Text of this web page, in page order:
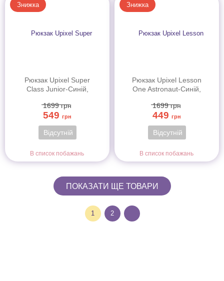
Знижка
Рюкзак Upixel Super
Class Junior-Синій,
1699грн
549 грн
Відсутній
В список побажань
Знижка
Рюкзак Upixel Lesson
One Astronaut-Синій,
1699грн
449 грн
Відсутній
В список побажань
ПОКАЗАТИ ЩЕ ТОВАРИ
1 2